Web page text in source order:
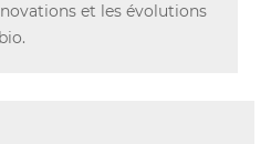
et les évolutions